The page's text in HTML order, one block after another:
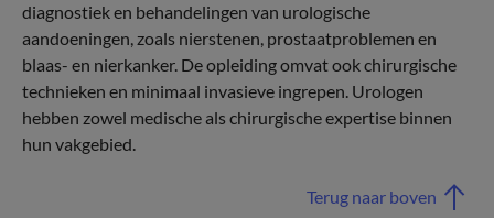
diagnostiek en behandelingen van urologische
aandoeningen, zoals nierstenen, prostaatproblemen en
blaas- en nierkanker. De opleiding omvat ook chirurgische
technieken en minimaal invasieve ingrepen. Urologen
hebben zowel medische als chirurgische expertise binnen
hun vakgebied.
Terug naar boven